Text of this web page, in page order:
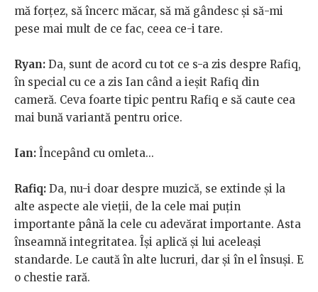
mă forțez, să încerc măcar, să mă gândesc și să-mi
pese mai mult de ce fac, ceea ce-i tare.
Ryan: Da, sunt de acord cu tot ce s-a zis despre Rafiq,
în special cu ce a zis Ian când a ieșit Rafiq din
cameră. Ceva foarte tipic pentru Rafiq e să caute cea
mai bună variantă pentru orice.
Ian: Începând cu omleta...
Rafiq: Da, nu-i doar despre muzică, se extinde și la
alte aspecte ale vieții, de la cele mai puțin
importante până la cele cu adevărat importante. Asta
înseamnă integritatea. Își aplică și lui aceleași
standarde. Le caută în alte lucruri, dar și în el însuși. E
o chestie rară.